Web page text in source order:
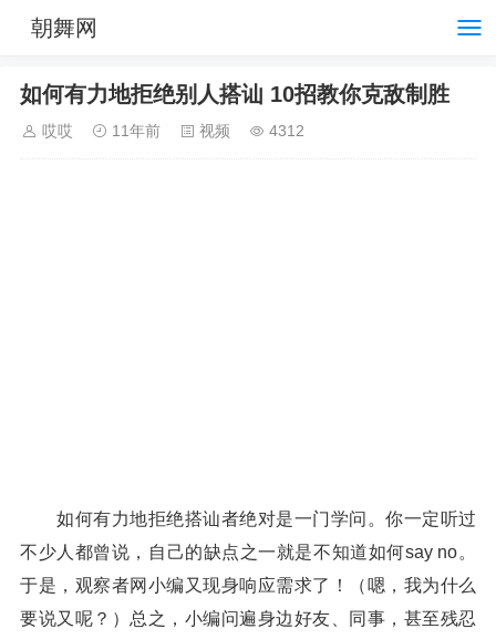
朝舞网
如何有力地拒绝别人搭讪 10招教你克敌制胜
哎哎 11年前 视频 4312
如何有力地拒绝搭讪者绝对是一门学问。你一定听过
不少人都曾说，自己的缺点之一就是不知道如何say no。
于是，观察者网小编又现身响应需求了！（嗯，我为什么
要说又呢？）总之，小编问遍身边好友、同事，甚至残忍